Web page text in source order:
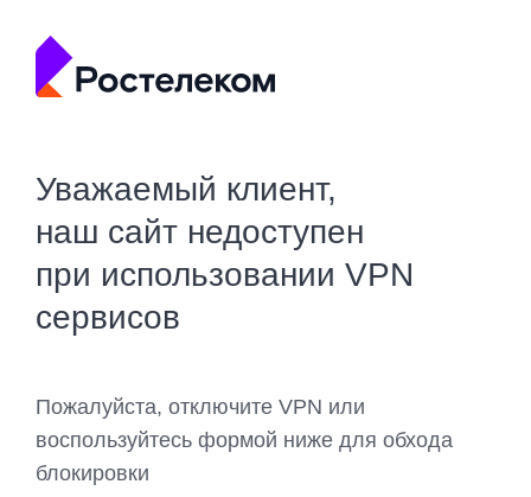
Уважаемый клиент,
наш сайт недоступен
при использовании VPN
сервисов
Пожалуйста, отключите VPN или
воспользуйтесь формой ниже для обхода
блокировки